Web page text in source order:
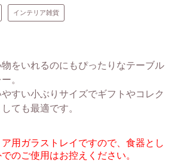
インテリア雑貨
をいれるのにもぴったりなテーブル
。
すい小ぶりサイズでギフトやコレク
ても最適です。
用ガラストレイですので、食器とし
のご使用はお控えください。